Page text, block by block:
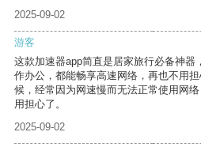
2025-09-02
游客
这款加速器app简直是居家旅行必备神器
作办公，都能畅享高速网络，再也不用
候，经常因为网速慢而无法正常使用网
用担心了。
2025-09-02